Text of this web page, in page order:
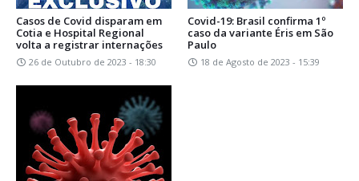
Casos de Covid disparam em
Cotia e Hospital Regional
volta a registrar internações
26 de Outubro de 2023 - 18:30
Covid-19: Brasil confirma 1º
caso da variante Éris em São
Paulo
18 de Agosto de 2023 - 15:39